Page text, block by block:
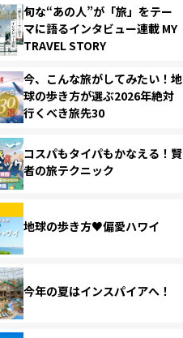
旬な“あの人”が「旅」をテー
マに語るインタビュー連載 MY
TRAVEL STORY
今、こんな旅がしてみたい！地
球の歩き方が選ぶ2026年絶対
行くべき旅先30
コスパもタイパもかなえる！賢
者の旅テクニック
地球の歩き方♥偏愛ハワイ
今年の夏はインスパイアへ！